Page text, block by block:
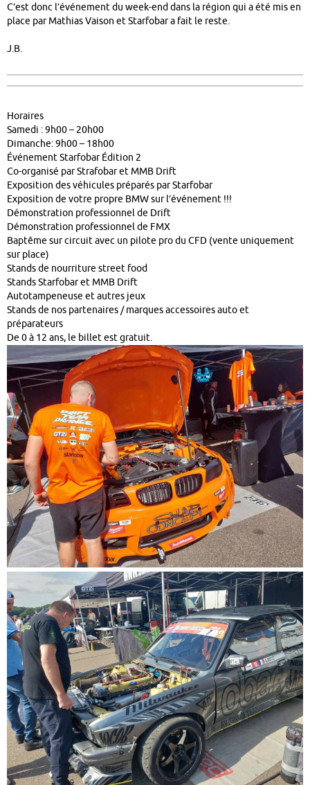
C’est donc l’événement du week-end dans la région qui a été mis en
place par Mathias Vaison et Starfobar a fait le reste.
J.B.
Horaires
Samedi : 9h00 – 20h00
Dimanche: 9h00 – 18h00
Événement Starfobar Édition 2
Co-organisé par Strafobar et MMB Drift
Exposition des véhicules préparés par Starfobar
Exposition de votre propre BMW sur l’événement !!!
Démonstration professionnel de Drift
Démonstration professionnel de FMX
Baptême sur circuit avec un pilote pro du CFD (vente uniquement
sur place)
Stands de nourriture street food
Stands Starfobar et MMB Drift
Autotampeneuse et autres jeux
Stands de nos partenaires / marques accessoires auto et
préparateurs
De 0 à 12 ans, le billet est gratuit.